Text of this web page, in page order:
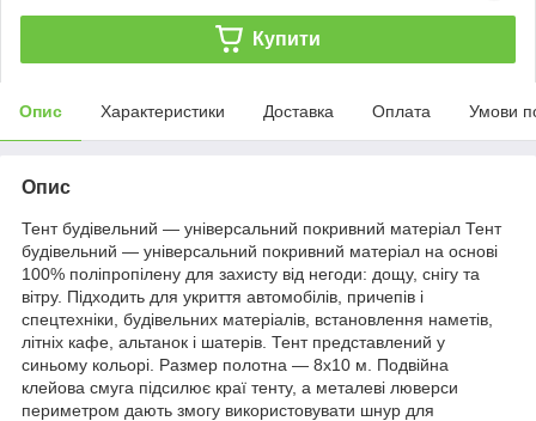
Купити
Опис Характеристики Доставка Оплата Умови
Опис
Тент будівельний — універсальний покривний матеріал Тент
будівельний — універсальний покривний матеріал на основі
100% поліпропілену для захисту від негоди: дощу, снігу та
вітру. Підходить для укриття автомобілів, причепів і
спецтехніки, будівельних матеріалів, встановлення наметів,
літніх кафе, альтанок і шатерів. Тент представлений у
синьому кольорі. Размер полотна — 8х10 м. Подвійна
клейова смуга підсилює краї тенту, а металеві люверси
периметром дають змогу використовувати шнур для